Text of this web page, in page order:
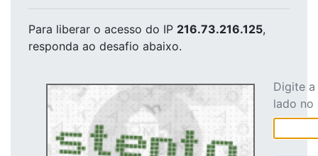
Para liberar o acesso do IP 216.73.216.125,
responda ao desafio abaixo.
Digite
lado no